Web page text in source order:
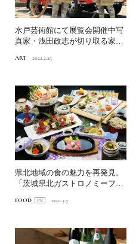
水戸芸術館にて展覧会開催中写
真家・浅田政志が切り取る家族
ART 2022.2.23
県北地域の食の魅力を再発見。
「茨城県北ガストロノミーフェ
FOOD 2021.3.5